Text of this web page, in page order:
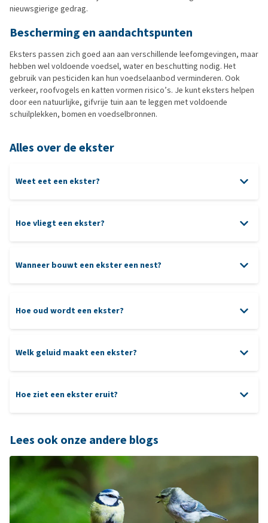
nieuwsgierige gedrag.
Bescherming en aandachtspunten
Eksters passen zich goed aan aan verschillende leefomgevingen, maar
hebben wel voldoende voedsel, water en beschutting nodig. Het
gebruik van pesticiden kan hun voedselaanbod verminderen. Ook
verkeer, roofvogels en katten vormen risico’s. Je kunt eksters helpen
door een natuurlijke, gifvrije tuin aan te leggen met voldoende
schuilplekken, bomen en voedselbronnen.
Alles over de ekster
Weet eet een ekster?
Hoe vliegt een ekster?
Wanneer bouwt een ekster een nest?
Hoe oud wordt een ekster?
Welk geluid maakt een ekster?
Hoe ziet een ekster eruit?
Lees ook onze andere blogs